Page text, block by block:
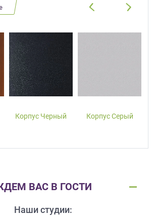
Корпус Черный Корпус Серый
ВАС В ГОСТИ
Наши студии: